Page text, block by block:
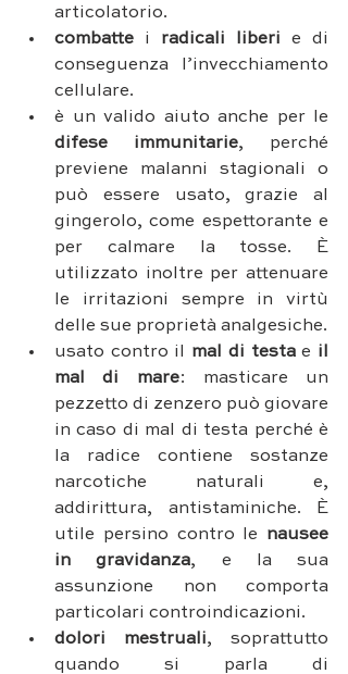
articolatorio.
combatte i radicali liberi e di
conseguenza l’invecchiamento
cellulare.
difese immunitarie, perché
previene malanni stagionali o
può essere usato, grazie al
gingerolo, come espettorante e
per calmare la tosse. È
utilizzato inoltre per attenuare
le irritazioni sempre in virtù
delle sue proprietà analgesiche.
usato contro il mal di testa e il
mal di mare: masticare un
pezzetto di zenzero può giovare
in caso di mal di testa perché è
la radice contiene sostanze
narcotiche naturali e,
addirittura, antistaminiche. È
utile persino contro le nausee
in gravidanza, e la sua
assunzione non comporta
particolari controindicazioni.
dolori mestruali, soprattutto
quando si parla di